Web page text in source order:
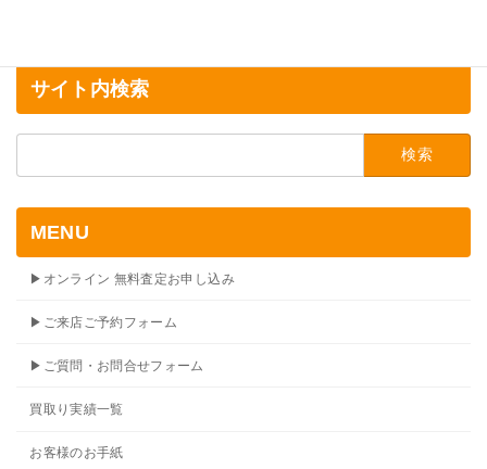
サイト内検索
索:
MENU
▶オンライン 無料査定お申し込み
▶ご来店ご予約フォーム
▶ご質問・お問合せフォーム
買取り実績一覧
お客様のお手紙